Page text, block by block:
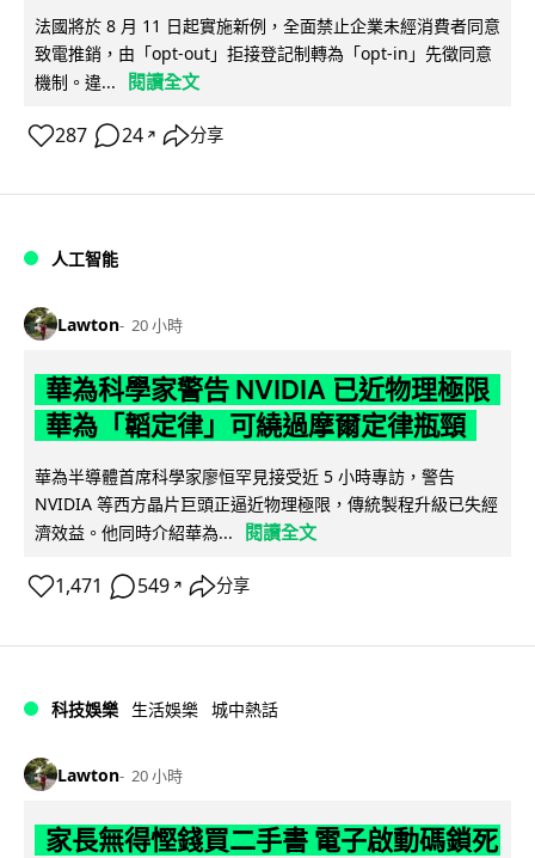
法國將於 8 月 11 日起實施新例，全面禁止企業未經消費者同意
致電推銷，由「opt-out」拒接登記制轉為「opt-in」先徵同意
機制。違...
閱讀全文
287 24 ↗ 分享
人工智能
Lawton 20 小時
華為科學家警告 NVIDIA 已近物理極限
華為「韜定律」可繞過摩爾定律瓶頸
華為半導體首席科學家廖恒罕見接受近 5 小時專訪，警告
NVIDIA 等西方晶片巨頭正逼近物理極限，傳統製程升級已失經
濟效益。他同時介紹華為...
閱讀全文
1,471 549 ↗ 分享
科技娛樂 生活娛樂 城中熱話
Lawton 20 小時
家長無得慳錢買二手書 電子啟動碼鎖死